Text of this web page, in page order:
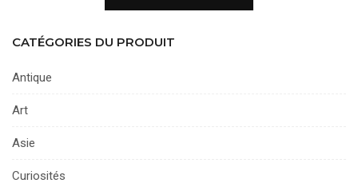
CATÉGORIES DU PRODUIT
Antique
Art
Asie
Curiosités